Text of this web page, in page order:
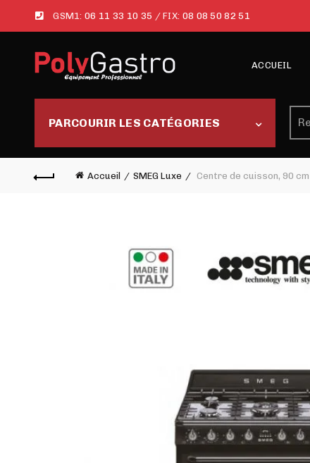
GSM1:06 11 33 10 35 / FIX: 08 08 50 82 51
ACCUEIL
PARCOURIR LES CATÉGORIES
Accueil SMEG Luxe Centre de cuisson, 90 cm